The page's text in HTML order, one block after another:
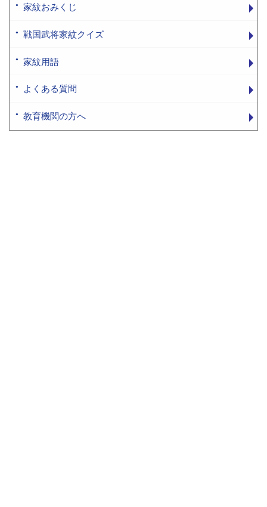
家紋おみくじ
戦国武将家紋クイズ
家紋用語
よくある質問
教育機関の方へ